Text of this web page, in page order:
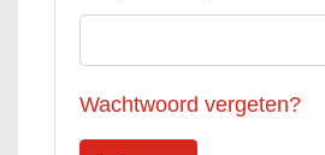
Wachtwoord vergeten?